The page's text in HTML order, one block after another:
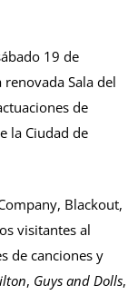
19 de
Sala del
de
la Ciudad de
Blackout,
visitantes al
de canciones y
, Guys and Dolls,